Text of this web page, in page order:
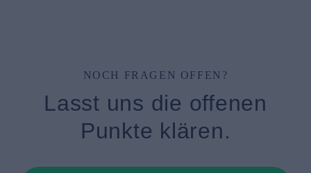
NOCH FRAGEN OFFEN?
Lasst uns die offenen
Punkte klären.